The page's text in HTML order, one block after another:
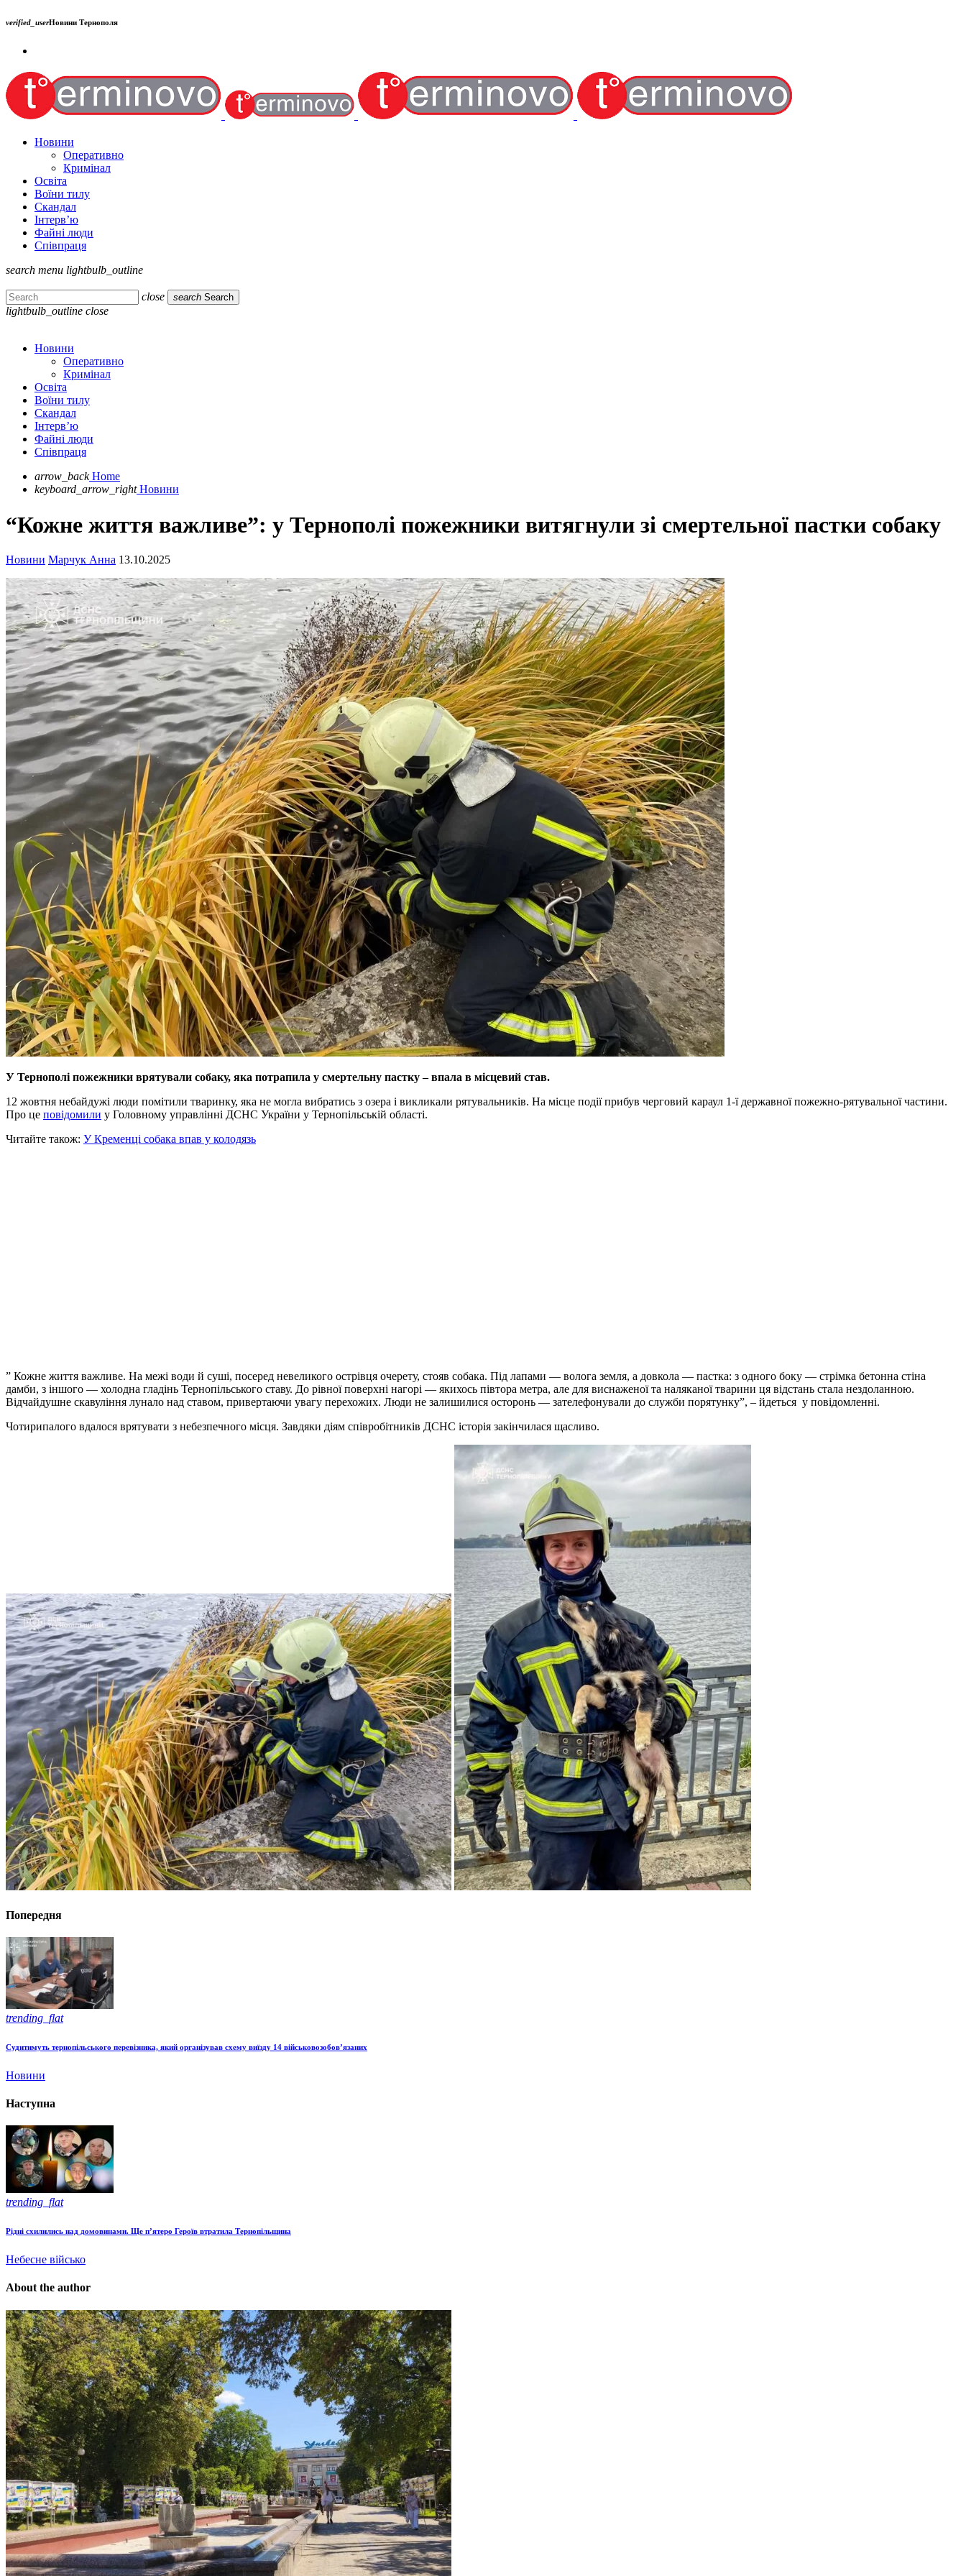
verified_userНовини Тернополя
Новини
Оперативно
Кримінал
Освіта
Воїни тилу
Скандал
Інтерв’ю
Файні люди
Співпраця
search menu lightbulb_outline
close search Search
lightbulb_outline close
Новини
Оперативно
Кримінал
Освіта
Воїни тилу
Скандал
Інтерв’ю
Файні люди
Співпраця
arrow_back Home
keyboard_arrow_right Новини
“Кожне життя важливе”: у Тернополі пожежники витягнули зі смертельної пастки собаку
Новини Марчук Анна 13.10.2025
У Тернополі пожежники врятували собаку, яка потрапила у смертельну пастку – впала в місцевий став.
12 жовтня небайдужі люди помітили тваринку, яка не могла вибратись з озера і викликали рятувальників. На місце події прибув черговий караул 1-ї державної пожежно-рятувальної частини.
Про це повідомили у Головному управлінні ДСНС України у Тернопільській області.
Читайте також: У Кременці собака впав у колодязь
” Кожне життя важливе. На межі води й суші, посеред невеликого острівця очерету, стояв собака. Під лапами — волога земля, а довкола — пастка: з одного боку — стрімка бетонна стіна
дамби, з іншого — холодна гладінь Тернопільського ставу. До рівної поверхні нагорі — якихось півтора метра, але для виснаженої та наляканої тварини ця відстань стала нездоланною.
Відчайдушне скавуління лунало над ставом, привертаючи увагу перехожих. Люди не залишилися осторонь — зателефонували до служби порятунку”, – йдеться у повідомленні.
Чотирипалого вдалося врятувати з небезпечного місця. Завдяки діям співробітників ДСНС історія закінчилася щасливо.
Попередня
trending_flat
Судитимуть тернопільського перевізника, який організував схему виїзду 14 військовозобов’язаних
Новини
Наступна
trending_flat
Рідні схилились над домовинами. Ще п’ятеро Героїв втратила Тернопільщина
Небесне військо
About the author